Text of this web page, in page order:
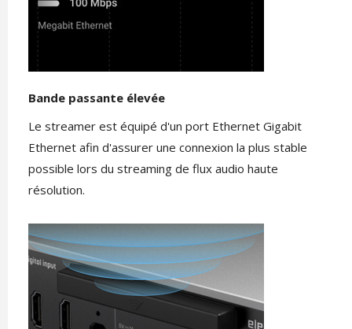
Bande passante élevée
Le streamer est équipé d'un port Ethernet Gigabit
Ethernet afin d'assurer une connexion la plus stable
possible lors du streaming de flux audio haute
résolution.